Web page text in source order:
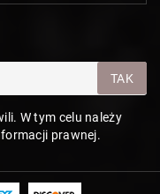
TAK
W tym celu należy
prawnej.